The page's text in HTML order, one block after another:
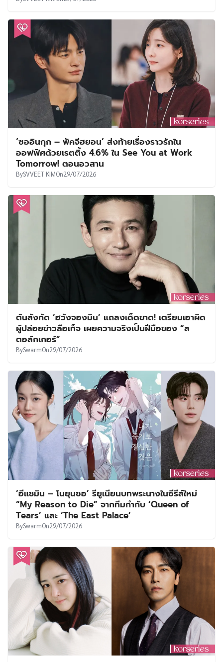
‘ซออินกุก – พัคจีฮยอน’ ส่งท้ายเรื่องราวรักใน
ออฟฟิศด้วยเรตติ้ง 4.6% ใน See You at Work
Tomorrow! ตอนอวสาน
BySVVEET KIMOn29/07/2026
ต้นสังกัด ‘ฮวังจองมิน’ แถลงเด็ดขาด! เตรียมเอาผิด
ผู้ปล่อยข่าวลือเท็จ เผยความจริงเป็นฝีมือของ “ส
ตอล์กเกอร์”
BySwarmOn29/07/2026
‘อีแชมิน – โนยุนซอ’ รียูเนียนบทพระนางในซีรีส์ใหม่
“My Reason to Die” จากทีมกำกับ ‘Queen of
Tears’ และ ‘The East Palace’
BySwarmOn29/07/2026